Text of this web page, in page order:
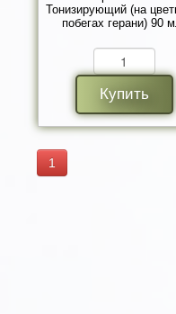
Тонизирующий (на
побегах герани) 90
Купить
1